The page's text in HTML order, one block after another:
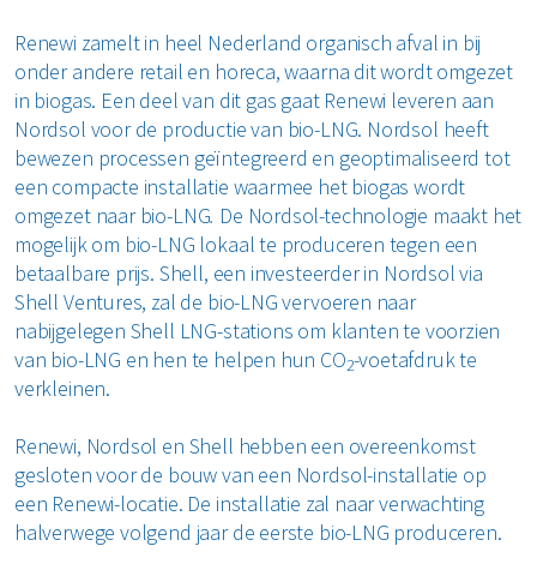
Contact
MyRenewi
ons
Renewi zamelt in heel Nederland organisch afval in bij
onder andere retail en horeca, waarna dit wordt omgezet
in biogas. Een deel van dit gas gaat Renewi leveren aan
Nordsol voor de productie van bio-LNG. Nordsol heeft
bewezen processen geïntegreerd en geoptimaliseerd tot
een compacte installatie waarmee het biogas wordt
omgezet naar bio-LNG. De Nordsol-technologie maakt het
mogelijk om bio-LNG lokaal te produceren tegen een
betaalbare prijs. Shell, een investeerder in Nordsol via
Shell Ventures, zal de bio-LNG vervoeren naar
nabijgelegen Shell LNG-stations om klanten te voorzien
van bio-LNG en hen te helpen hun CO2-voetafdruk te
verkleinen.
Renewi, Nordsol en Shell hebben een overeenkomst
gesloten voor de bouw van een Nordsol-installatie op
een Renewi-locatie. De installatie zal naar verwachting
halverwege volgend jaar de eerste bio-LNG produceren.